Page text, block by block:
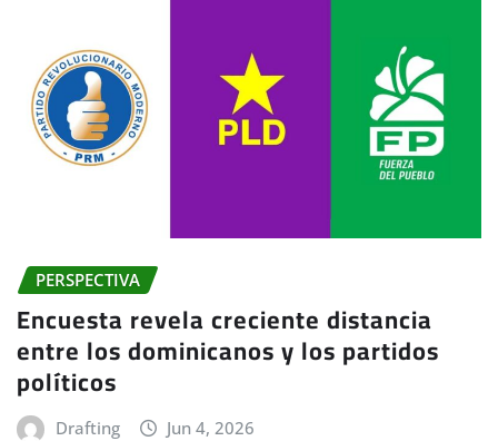
PERSPECTIVA
Encuesta revela creciente distancia
entre los dominicanos y los partidos
políticos
Drafting Jun 4, 2026